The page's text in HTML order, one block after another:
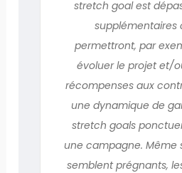
stretch goal est
supplémentaires
permettront, par
évoluer le projet et/
récompenses aux
une dynamique de
stretch goals
une campagne. Même
semblent prégnants,